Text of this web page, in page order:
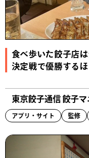
食べ歩いた餃子店
決定戦で優勝する
東京餃子通信 餃子マ
アプリ・サイト 監修